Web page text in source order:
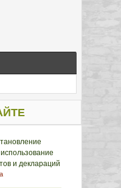
и деклараций